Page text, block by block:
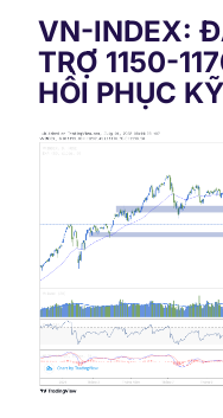
VN-INDEX:
TRỢ 1150-
HỒI PHỤC